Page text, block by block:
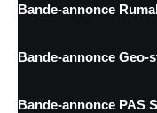
Bande-annonce
Bande-annonce Geo-
Bande-annonce PAS